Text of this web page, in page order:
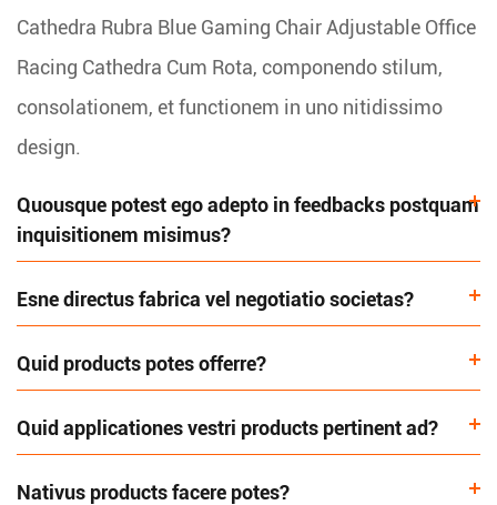
Cathedra Rubra Blue Gaming Chair Adjustable Office
Racing Cathedra Cum Rota, componendo stilum,
consolationem, et functionem in uno nitidissimo
design.
Quousque potest ego adepto in feedbacks postquam
inquisitionem misimus?
Esne directus fabrica vel negotiatio societas?
Quid products potes offerre?
Quid applicationes vestri products pertinent ad?
Nativus products facere potes?